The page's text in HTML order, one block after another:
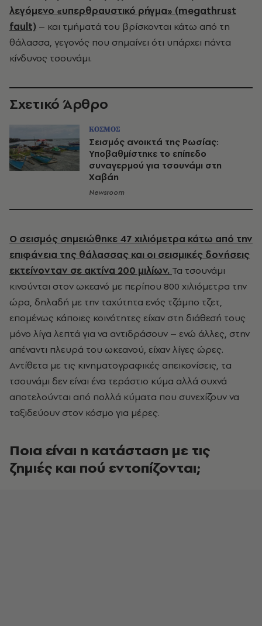
λεγόμενο «υπερθραυστικό ρήγμα» (megathrust
fault) – και τμήματά του βρίσκονται κάτω από τη
θάλασσα, γεγονός που σημαίνει ότι υπάρχει πάντα
κίνδυνος τσουνάμι.
Σχετικό Άρθρο
ΚΟΣΜΟΣ
Σεισμός ανοικτά της Ρωσίας:
Υποβαθμίστηκε το επίπεδο
συναγερμού για τσουνάμι στη
Χαβάη
Newsroom
Ο σεισμός σημειώθηκε 47 χιλιόμετρα κάτω από την
επιφάνεια της θάλασσας και οι σεισμικές δονήσεις
εκτείνονταν σε ακτίνα 200 μιλίων. Τα τσουνάμι
κινούνται στον ωκεανό με περίπου 800 χιλιόμετρα την
ώρα, δηλαδή με την ταχύτητα ενός τζάμπο τζετ,
επομένως κάποιες κοινότητες είχαν στη διάθεσή τους
μόνο λίγα λεπτά για να αντιδράσουν – ενώ άλλες, στην
απέναντι πλευρά του ωκεανού, είχαν λίγες ώρες.
Αντίθετα με τις κινηματογραφικές απεικονίσεις, τα
τσουνάμι δεν είναι ένα τεράστιο κύμα αλλά συχνά
αποτελούνται από πολλά κύματα που συνεχίζουν να
ταξιδεύουν στον κόσμο για μέρες.
Ποια είναι η κατάσταση με τις
ζημιές και πού εντοπίζονται;